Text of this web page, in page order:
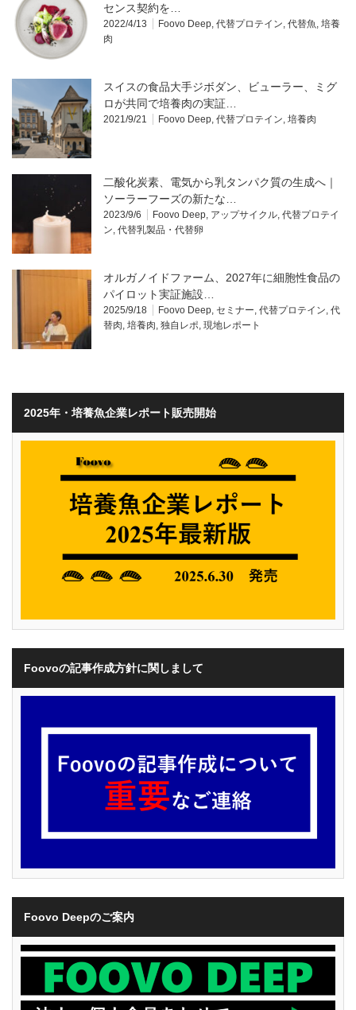
センス契約を…
2022/4/13 Foovo Deep, 代替プロテイン, 代替魚, 培養
肉
スイスの食品大手ジボダン、ビューラー、ミグ
ロが共同で培養肉の実証…
2021/9/21 Foovo Deep, 代替プロテイン, 培養肉
二酸化炭素、電気から乳タンパク質の生成へ｜
ソーラーフーズの新たな…
2023/9/6 Foovo Deep, アップサイクル, 代替プロテイ
ン, 代替乳製品・代替卵
オルガノイドファーム、2027年に細胞性食品の
パイロット実証施設…
2025/9/18 Foovo Deep, セミナー, 代替プロテイン, 代
替肉, 培養肉, 独自レポ, 現地レポート
2025年・培養魚企業レポート販売開始
Foovoの記事作成方針に関しまして
Foovo Deepのご案内